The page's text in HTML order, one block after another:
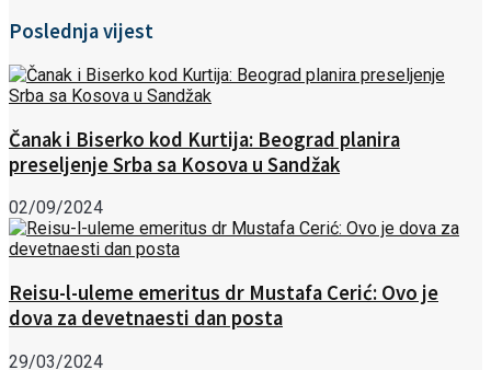
Poslednja vijest
Čanak i Biserko kod Kurtija: Beograd planira
preseljenje Srba sa Kosova u Sandžak
02/09/2024
Reisu-l-uleme emeritus dr Mustafa Cerić: Ovo je
dova za devetnaesti dan posta
29/03/2024